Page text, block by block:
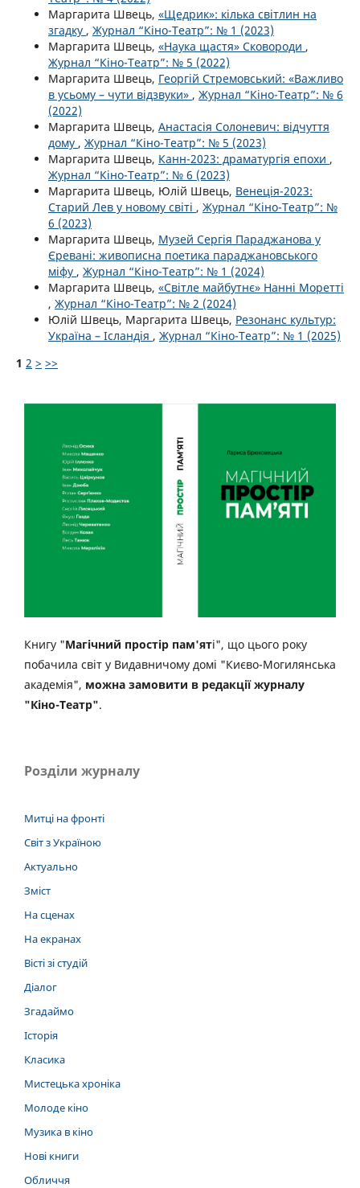
Маргарита Швець, «Щедрик»: кілька світлин на
згадку , Журнал “Кіно-Театр”: № 1 (2023)
Маргарита Швець, «Наука щастя» Сковороди ,
Журнал “Кіно-Театр”: № 5 (2022)
Маргарита Швець, Георгій Стремовський: «Важливо
в усьому – чути відзвуки» , Журнал “Кіно-Театр”: № 6
(2022)
Маргарита Швець, Анастасія Солоневич: відчуття
дому , Журнал “Кіно-Театр”: № 5 (2023)
Маргарита Швець, Канн-2023: драматургія епохи ,
Журнал “Кіно-Театр”: № 6 (2023)
Маргарита Швець, Юлій Швець, Венеція-2023:
Старий Лев у новому світі , Журнал “Кіно-Театр”: №
6 (2023)
Маргарита Швець, Музей Сергія Параджанова у
Єревані: живописна поетика параджановського
міфу , Журнал “Кіно-Театр”: № 1 (2024)
Маргарита Швець, «Світле майбутнє» Нанні Моретті
, Журнал “Кіно-Театр”: № 2 (2024)
Юлій Швець, Маргарита Швець, Резонанс культур:
Україна – Ісландія , Журнал “Кіно-Театр”: № 1 (2025)
1 2 > >>
Книгу "Магічний простір пам'яті", що цього року
побачила світ у Видавничому домі "Києво-Могилянська
академія", можна замовити в редакції журналу
"Кіно-Театр".
Розділи журналу
Митці на фронті
Світ з Україною
Актуально
Зміст
На сценах
На екранах
Вісті зі студій
Діалог
Згадаймо
Історія
Класика
Мистецька хроніка
Молоде кіно
Музика в кіно
Нові книги
Обличчя